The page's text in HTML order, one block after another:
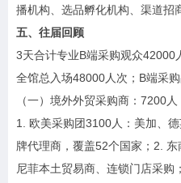
播机构、选品孵化机构、渠道招
五、往届回顾
3天合计专业B端采购观众42000
全馆总入场48000人次；B端采
（一）境外外贸采购商：7200
1. 欧美采购团3100人：美加、
牌代理商，覆盖52个国家；2.
尼菲本土贸易商、连锁门店采购